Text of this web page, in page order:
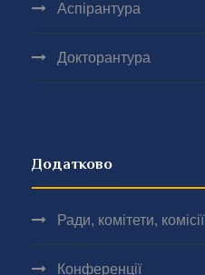
Аспірантура
Докторантура
Додатково
Ради, комітети, комісії
Конференції